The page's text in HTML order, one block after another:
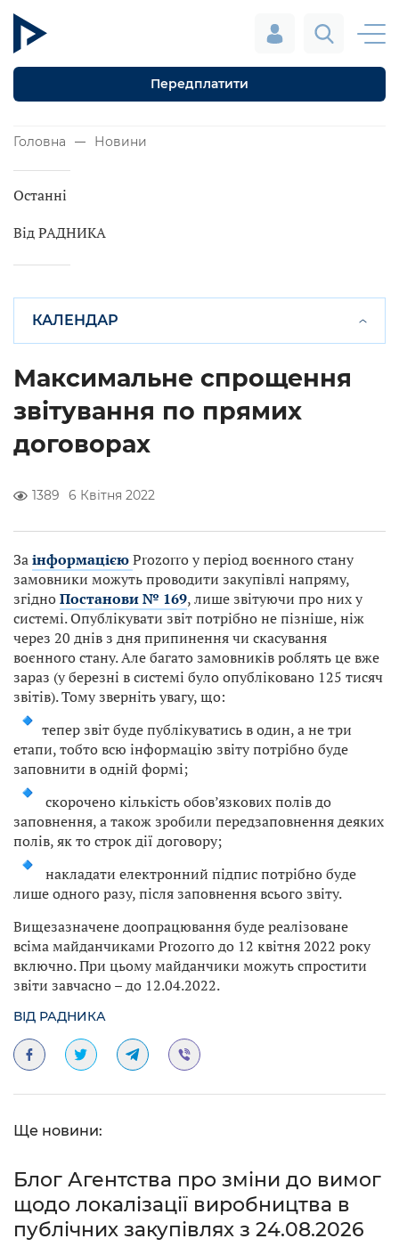
Передплатити
Головна Новини
Останні
Від РАДНИКА
КАЛЕНДАР
Максимальне спрощення
звітування по прямих
договорах
1389 6 Квітня 2022
ЗаінформацієюProzorro у період воєнного стану
замовники можуть проводити закупівлі напряму,
згідноПостанови № 169, лише звітуючи про них у
системі. Опублікувати звіт потрібно не пізніше, ніж
через 20 днів з дня припинення чи скасування
воєнного стану. Але багато замовників роблять це вже
зараз (у березні в системі було опубліковано 125 тисяч
звітів). Тому зверніть увагу, що:
тепер звіт буде публікуватись в один, а не три
етапи, тобто всю інформацію звіту потрібно буде
заповнити в одній формі;
скорочено кількість обов’язкових полів до
заповнення, а також зробили передзаповнення деяких
полів, як то строк дії договору;
накладати електронний підпис потрібно буде
лише одного разу, після заповнення всього звіту.
Вищезазначене доопрацювання буде реалізоване
всіма майданчиками Prozorro до 12 квітня 2022 року
включно. При цьому майданчики можуть спростити
звіти завчасно – до 12.04.2022.
ВІД РАДНИКА
Ще новини:
Блог Агентства про зміни до вимог
щодо локалізації виробництва в
публічних закупівлях з 24.08.2026